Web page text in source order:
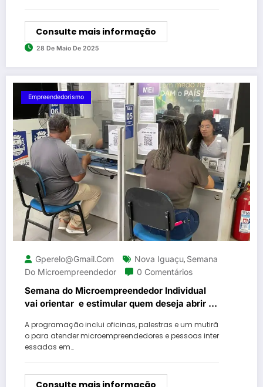
Consulte mais informação
28 De Maio De 2025
Empreendedorismo
Gperelo@gmail.com Nova Iguaçu, Semana
Do Microempreendedor
0 Comentários
Semana do Microempreendedor Individual
vai orientar e estimular quem deseja abrir ou
Iguaçu
A programação inclui oficinas, palestras e um mutirã
o para atender microempreendedores e pessoas inter
essadas em…